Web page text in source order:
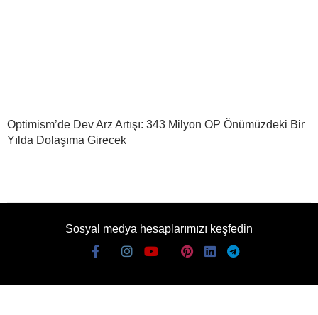
Optimism’de Dev Arz Artışı: 343 Milyon OP Önümüzdeki Bir
Yılda Dolaşıma Girecek
Sosyal medya hesaplarımızı keşfedin